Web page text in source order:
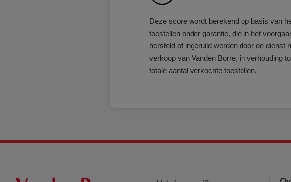
Deze score wordt berekend op basis van
toestellen onder garantie, die in het
hersteld of ingeruild werden door de dienst
verkoop van Vanden Borre, in verhouding
totale aantal verkochte toestellen.